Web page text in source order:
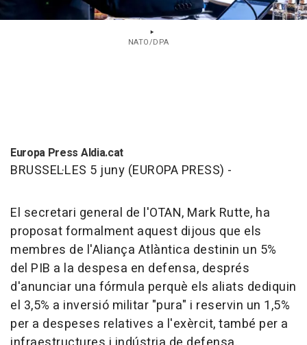
NATO/DPA
Europa Press Aldia.cat
BRUSSEL·LES 5 juny (EUROPA PRESS) -
El secretari general de l'OTAN, Mark Rutte, ha
proposat formalment aquest dijous que els
membres de l'Aliança Atlàntica destinin un 5%
del PIB a la despesa en defensa, després
d'anunciar una fórmula perquè els aliats dediquin
el 3,5% a inversió militar "pura" i reservin un 1,5%
per a despeses relatives a l'exèrcit, també per a